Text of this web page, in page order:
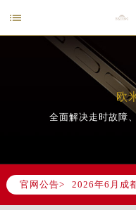

欧
全面解决走时故障
官网公告>
2026年6月欧